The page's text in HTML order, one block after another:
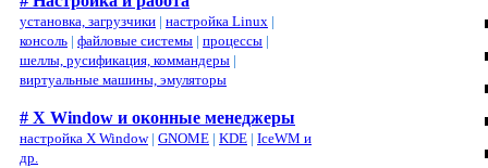
установка, загрузчики | настройка Linux |
консоль | файловые системы | процессы |
шеллы, русификация, коммандеры |
виртуальные машины, эмуляторы
# X Window и оконные менеджеры
настройка X Window| GNOME | KDE | IceWM и
др.